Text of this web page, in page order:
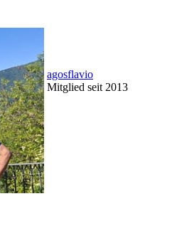
agosflavio
Mitglied seit 2013